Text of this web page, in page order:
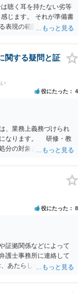
聴く耳を持たない劣等
じます。 それが準備書
表現の範囲を超えてい
関する疑問と証
役にたった 4
、業務上義務づけられ
になります。 研修・教
分の対象とされていた
訓練であっても 労働時
でも勉強会で習ったソ
業務に支障が出る可能
も言えそうです。 開催
課題、提出した課題の
れます。 職場を管轄
局のあっせんを利用し
トの参考情報もご紹介
の考え方:「研修・教
000556972.pdf
役にたった 8
証拠関係などによって
護士事務所に連絡して
あたらしい雇用契約書
らの不利益になる可能